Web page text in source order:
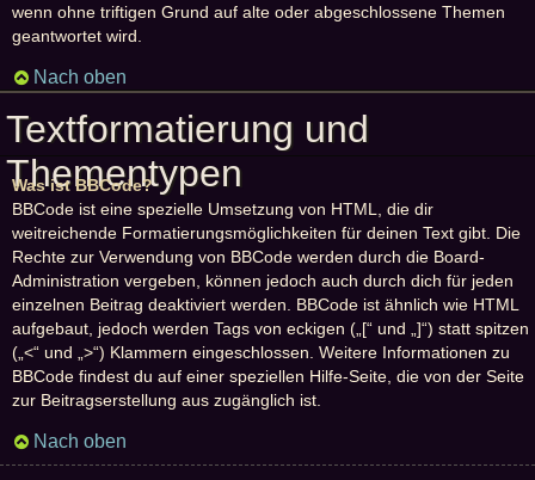
wenn ohne triftigen Grund auf alte oder abgeschlossene Themen
geantwortet wird.
Nach oben
Textformatierung und
Thementypen
Was ist BBCode?
BBCode ist eine spezielle Umsetzung von HTML, die dir
weitreichende Formatierungsmöglichkeiten für deinen Text gibt. Die
Rechte zur Verwendung von BBCode werden durch die Board-
Administration vergeben, können jedoch auch durch dich für jeden
einzelnen Beitrag deaktiviert werden. BBCode ist ähnlich wie HTML
aufgebaut, jedoch werden Tags von eckigen („[“ und „]“) statt spitzen
(„<“ und „>“) Klammern eingeschlossen. Weitere Informationen zu
BBCode findest du auf einer speziellen Hilfe-Seite, die von der Seite
zur Beitragserstellung aus zugänglich ist.
Nach oben